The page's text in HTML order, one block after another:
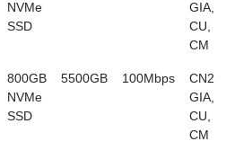
NVMe
SSD
GIA,
CU,
CM
800GB
NVMe
SSD
5500GB 100Mbps
CN2
GIA,
CU,
CM